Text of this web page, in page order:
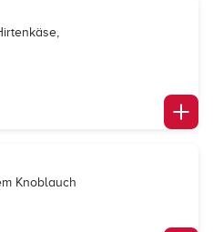
Knoblauch